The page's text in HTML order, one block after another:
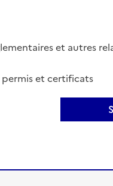
et autres
et certificats